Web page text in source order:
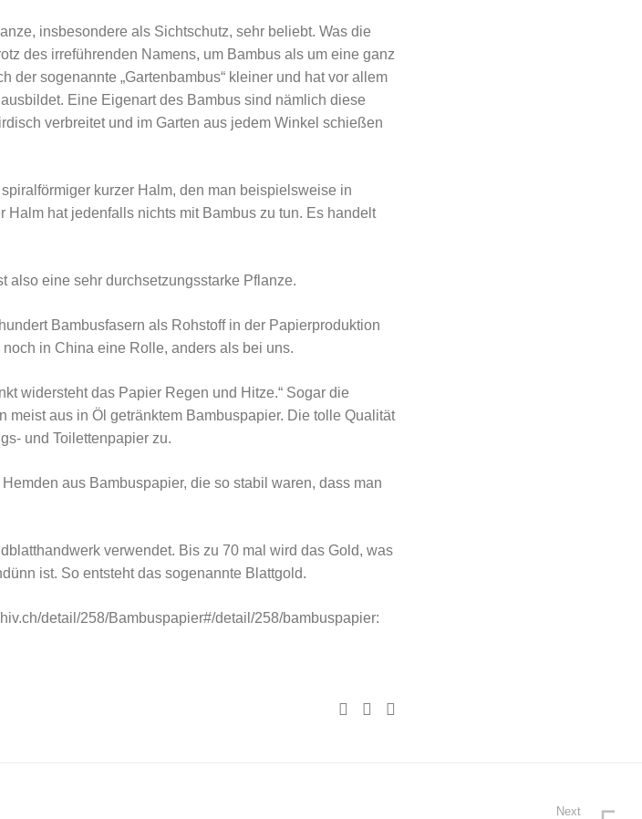
insbesondere als Sichtschutz, sehr beliebt. Was die
des irreführenden Namens, um Bambus als um eine ganz
der sogenannte „Gartenbambus“ kleiner und hat vor allem
Eine Eigenart des Bambus sind nämlich diese
verbreitet und im Garten aus jedem Winkel schießen
kurzer Halm, den man beispielsweise in
hat jedenfalls nichts mit Bambus zu tun. Es handelt
also eine sehr durchsetzungsstarke Pflanze.
Bambusfasern als Rohstoff in der Papierproduktion
in China eine Rolle, anders als bei uns.
widersteht das Papier Regen und Hitze.“ Sogar die
aus in Öl getränktem Bambuspapier. Die tolle Qualität
und Toilettenpapier zu.
aus Bambuspapier, die so stabil waren, dass man
verwendet. Bis zu 70 mal wird das Gold, was
ist. So entsteht das sogenannte Blattgold.
detail/258/Bambuspapier#/detail/258/bambuspapier:
Next